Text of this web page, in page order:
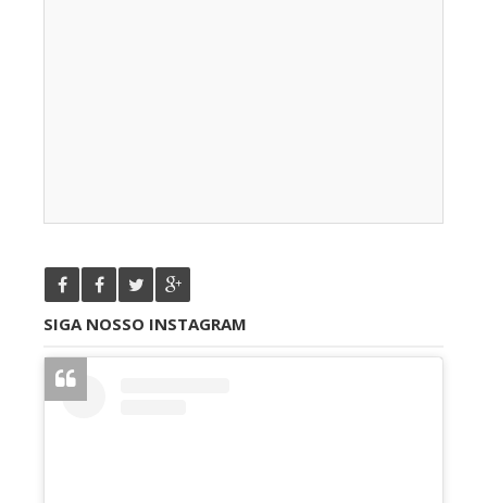
SIGA NOSSO INSTAGRAM